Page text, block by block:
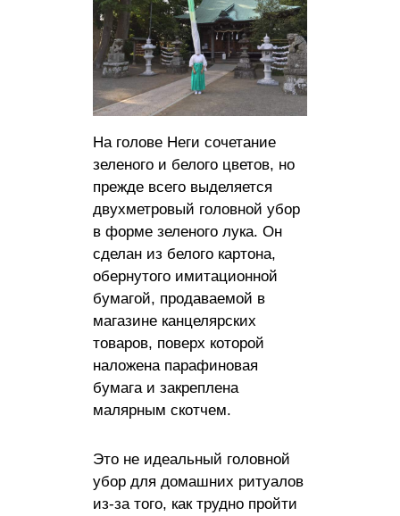
На голове Неги сочетание
зеленого и белого цветов, но
прежде всего выделяется
двухметровый головной убор
в форме зеленого лука. Он
сделан из белого картона,
обернутого имитационной
бумагой, продаваемой в
магазине канцелярских
товаров, поверх которой
наложена парафиновая
бумага и закреплена
малярным скотчем.
Это не идеальный головной
убор для домашних ритуалов
из-за того, как трудно пройти